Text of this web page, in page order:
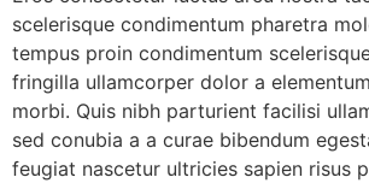
scelerisque condimentum pharetra
tempus proin condimentum
fringilla ullamcorper dolor a
morbi. Quis nibh parturient facilisi
sed conubia a a curae bibendum
feugiat nascetur ultricies sapien risus